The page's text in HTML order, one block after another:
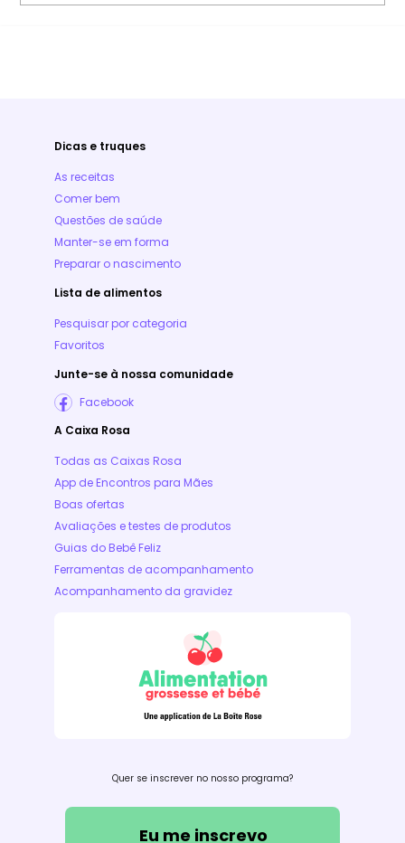
Dicas e truques
As receitas
Comer bem
Questões de saúde
Manter-se em forma
Preparar o nascimento
Lista de alimentos
Pesquisar por categoria
Favoritos
Junte-se à nossa comunidade
Facebook
A Caixa Rosa
Todas as Caixas Rosa
App de Encontros para Mães
Boas ofertas
Avaliações e testes de produtos
Guias do Bebê Feliz
Ferramentas de acompanhamento
Acompanhamento da gravidez
Quer se inscrever no nosso programa?
Eu me inscrevo